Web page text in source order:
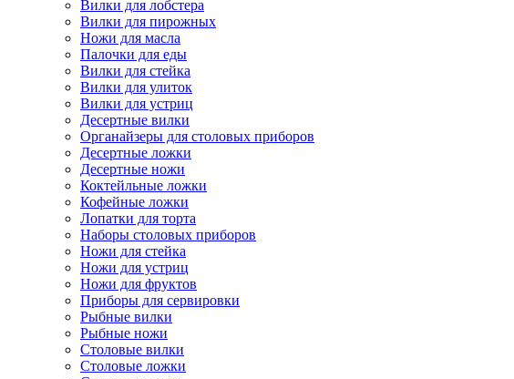
Вилки для лобстера
Вилки для пирожных
Ножи для масла
Палочки для еды
Вилки для стейка
Вилки для улиток
Вилки для устриц
Десертные вилки
Органайзеры для столовых приборов
Десертные ложки
Десертные ножи
Коктейльные ложки
Кофейные ложки
Лопатки для торта
Наборы столовых приборов
Ножи для стейка
Ножи для устриц
Ножи для фруктов
Приборы для сервировки
Рыбные вилки
Рыбные ножи
Столовые вилки
Столовые ложки